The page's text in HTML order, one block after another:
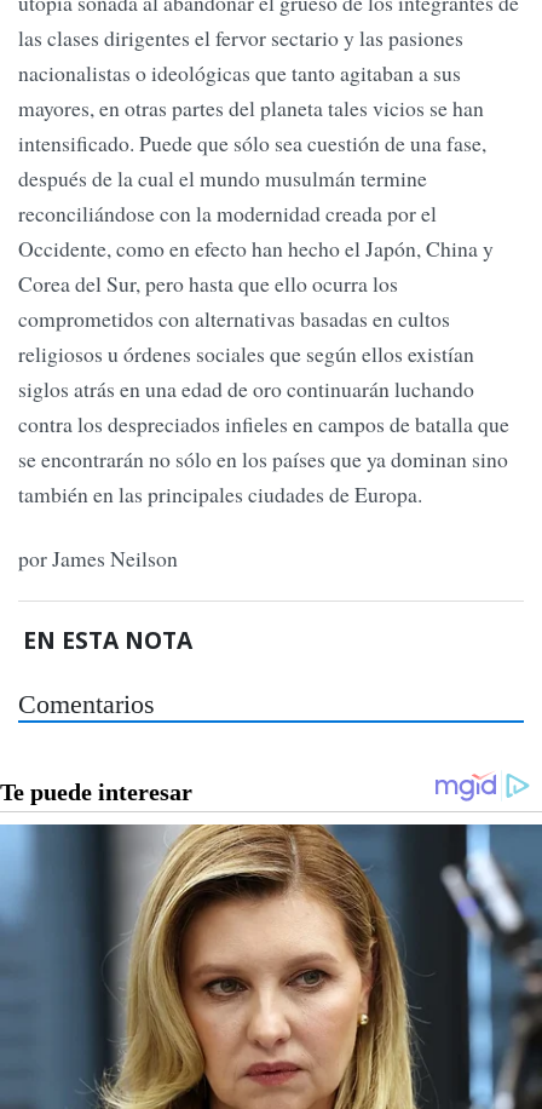
las clases dirigentes el fervor sectario y las pasiones
nacionalistas o ideológicas que tanto agitaban a sus
mayores, en otras partes del planeta tales vicios se han
intensificado. Puede que sólo sea cuestión de una fase,
después de la cual el mundo musulmán termine
reconciliándose con la modernidad creada por el
Occidente, como en efecto han hecho el Japón, China y
Corea del Sur, pero hasta que ello ocurra los
comprometidos con alternativas basadas en cultos
religiosos u órdenes sociales que según ellos existían
siglos atrás en una edad de oro continuarán luchando
contra los despreciados infieles en campos de batalla que
se encontrarán no sólo en los países que ya dominan sino
también en las principales ciudades de Europa.
por James Neilson
EN ESTA NOTA
Comentarios